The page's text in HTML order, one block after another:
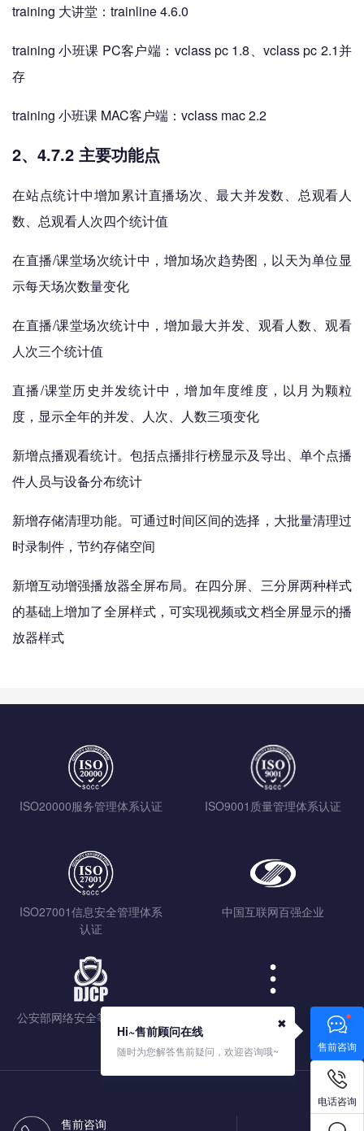
training 大讲堂：trainline 4.6.0
training 小班课 PC客户端：vclass pc 1.8、vclass pc 2.1并
存
training 小班课 MAC客户端：vclass mac 2.2
2、4.7.2 主要功能点
在站点统计中增加累计直播场次、最大并发数、总观看人
数、总观看人次四个统计值
在直播/课堂场次统计中，增加场次趋势图，以天为单位显
示每天场次数量变化
在直播/课堂场次统计中，增加最大并发、观看人数、观看
人次三个统计值
直播/课堂历史并发统计中，增加年度维度，以月为颗粒
度，显示全年的并发、人次、人数三项变化
新增点播观看统计。包括点播排行榜显示及导出、单个点播
件人员与设备分布统计
新增存储清理功能。可通过时间区间的选择，大批量清理过
时录制件，节约存储空间
新增互动增强播放器全屏布局。在四分屏、三分屏两种样式
的基础上增加了全屏样式，可实现视频或文档全屏显示的播
放器样式
ISO20000服务管理体系认证 ISO9001质量管理体系认证
ISO27001信息安全管理体系
认证
中国互联网百强企业
公安部网络安全等级保护认证 查看更多
售前咨询
售前咨询
Hi~售前顾问在线
随时为您解答售前疑问，欢迎咨询哦~
✖
电话咨询